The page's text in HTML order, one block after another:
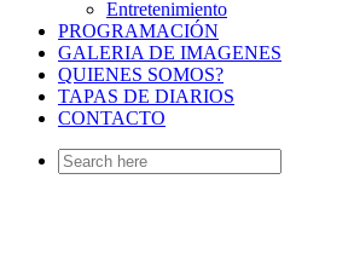
Entretenimiento
PROGRAMACIÓN
GALERIA DE IMAGENES
QUIENES SOMOS?
TAPAS DE DIARIOS
CONTACTO
Search
for: